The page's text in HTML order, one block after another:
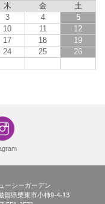
木 金
土
3 4
5
10 11
12
17 18
19
24 25
26
ーシーガーデン
賀県栗東市小柿9-4-13